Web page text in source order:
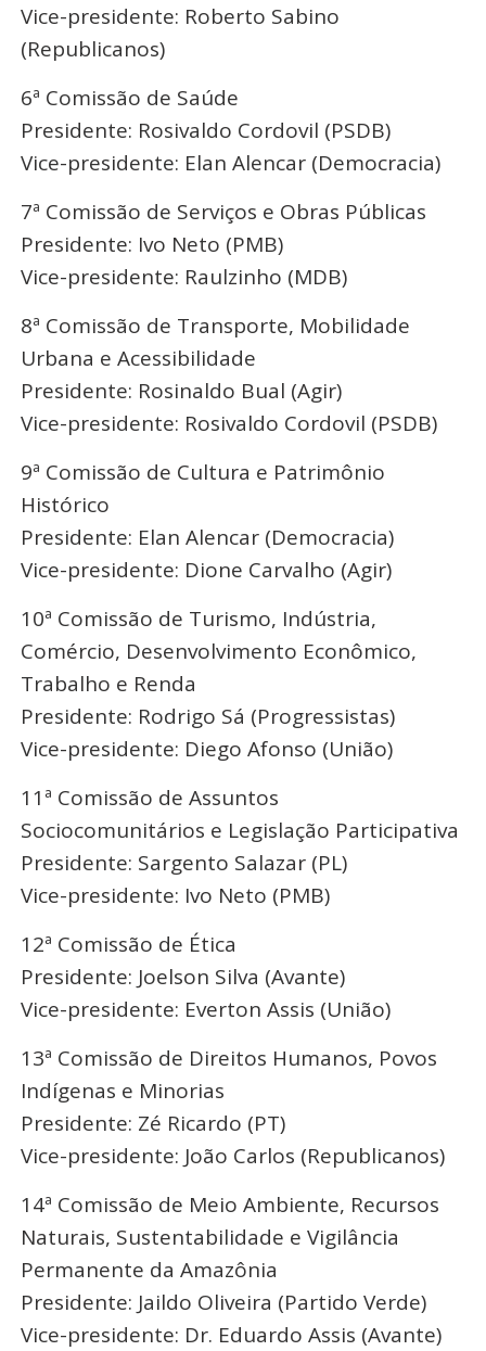
Vice-presidente: Roberto Sabino
(Republicanos)
6ª Comissão de Saúde
Presidente: Rosivaldo Cordovil (PSDB)
Vice-presidente: Elan Alencar (Democracia)
7ª Comissão de Serviços e Obras Públicas
Presidente: Ivo Neto (PMB)
Vice-presidente: Raulzinho (MDB)
8ª Comissão de Transporte, Mobilidade
Urbana e Acessibilidade
Presidente: Rosinaldo Bual (Agir)
Vice-presidente: Rosivaldo Cordovil (PSDB)
9ª Comissão de Cultura e Patrimônio
Histórico
Presidente: Elan Alencar (Democracia)
Vice-presidente: Dione Carvalho (Agir)
10ª Comissão de Turismo, Indústria,
Comércio, Desenvolvimento Econômico,
Trabalho e Renda
Presidente: Rodrigo Sá (Progressistas)
Vice-presidente: Diego Afonso (União)
11ª Comissão de Assuntos
Sociocomunitários e Legislação Participativa
Presidente: Sargento Salazar (PL)
Vice-presidente: Ivo Neto (PMB)
12ª Comissão de Ética
Presidente: Joelson Silva (Avante)
Vice-presidente: Everton Assis (União)
13ª Comissão de Direitos Humanos, Povos
Indígenas e Minorias
Presidente: Zé Ricardo (PT)
Vice-presidente: João Carlos (Republicanos)
14ª Comissão de Meio Ambiente, Recursos
Naturais, Sustentabilidade e Vigilância
Permanente da Amazônia
Presidente: Jaildo Oliveira (Partido Verde)
Vice-presidente: Dr. Eduardo Assis (Avante)